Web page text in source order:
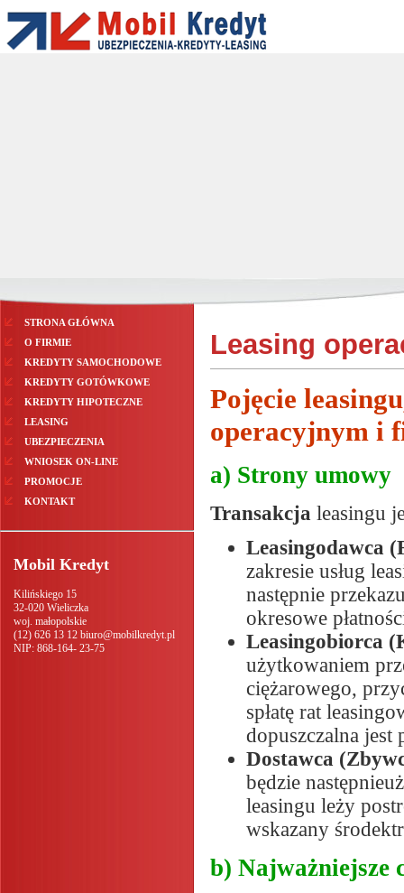
STRONA GŁÓWNA
O FIRMIE
KREDYTY SAMOCHODOWE
KREDYTY GOTÓWKOWE
KREDYTY HIPOTECZNE
LEASING
UBEZPIECZENIA
WNIOSEK ON-LINE
PROMOCJE
KONTAKT
Mobil Kredyt
Kilińskiego 15
32-020 Wieliczka
woj. małopolskie
(12) 626 13 12 biuro@mobilkredyt.pl
NIP: 868-164- 23-75
Leasing
Pojęcie
operacyjnym i
a) Strony umowy
Transakcja leasingu
Leasingodawca
zakresie usług
następnie
okresowe
Leasingobiorca
użytkowaniem
ciężarowego,
spłatę rat
dopuszczalna jest
Dostawca
będzie
leasingu leży
wskazany
b) Najważniejsze